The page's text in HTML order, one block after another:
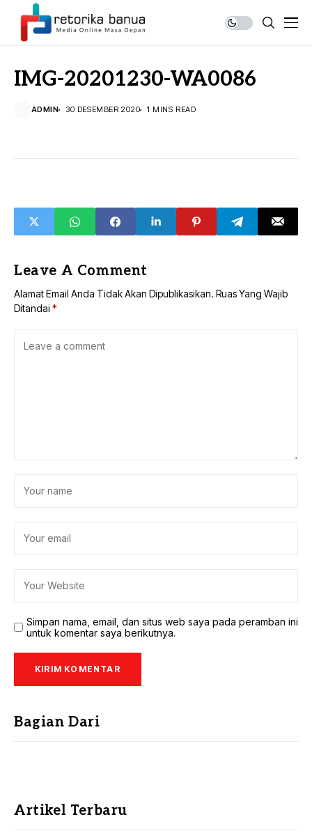
IMG-20201230-WA0086
ADMIN 30 DESEMBER 2020 1 MINS READ
Leave A Comment
Alamat Email Anda Tidak Akan Dipublikasikan. Ruas Yang Wajib
Ditandai *
Simpan nama, email, dan situs web saya pada peramban ini
untuk komentar saya berikutnya.
Bagian Dari
Artikel Terbaru